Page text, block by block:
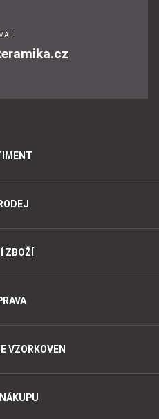
ZBOŽÍ
VZORKOVEN